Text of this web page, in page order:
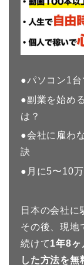
●パソコン1台
●副業を始め
は？
●会社に雇わ
訣
●月に5〜10
日本の会社に
その後、現地
続けて1年8
した方法を無